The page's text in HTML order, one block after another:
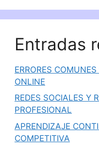
Entradas
ERRORES
ONLINE
REDES SOCIALES Y
PROFESIONAL
APRENDIZAJE
COMPETITIVA